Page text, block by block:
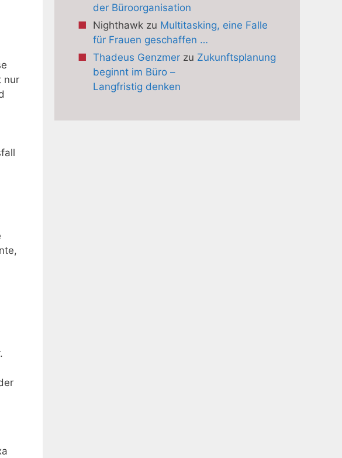
nur
der Büroorganisation
Nighthawkzu Multitasking, eine Falle
für Frauen geschaffen …
Thadeus Genzmerzu Zukunftsplanung
beginnt im Büro –
Langfristig denken